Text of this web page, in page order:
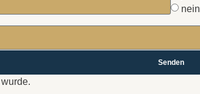
nein
Senden